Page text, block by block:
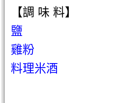
【調 味 料】
鹽
雞粉
料理米酒